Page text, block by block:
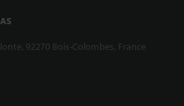
92270 Bois-Colombes, France